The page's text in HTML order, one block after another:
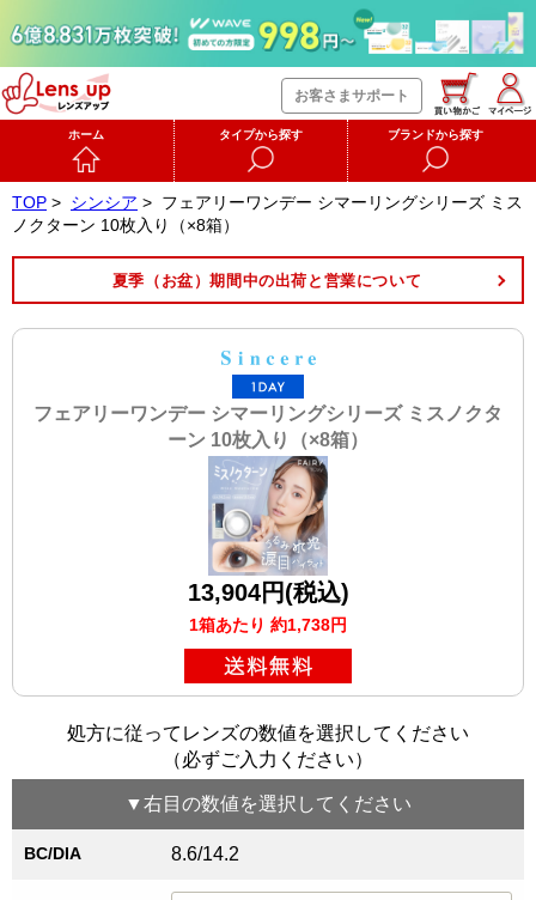
お客さまサポート
ホーム タイプから探す ブランドから探す
TOP > シンシア > フェアリーワンデー シマーリングシリーズ ミス
ノクターン 10枚入り（×8箱）
夏季（お盆）期間中の出荷と営業について
フェアリーワンデー シマーリングシリーズ ミスノクタ
ーン 10枚入り（×8箱）
13,904円(税込)
1箱あたり 約1,738円
処方に従ってレンズの数値を選択してください
（必ずご入力ください）
▼右目 の数値を選択してください
BC/DIA 8.6/14.2